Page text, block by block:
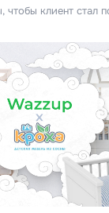
чтобы клиент стал